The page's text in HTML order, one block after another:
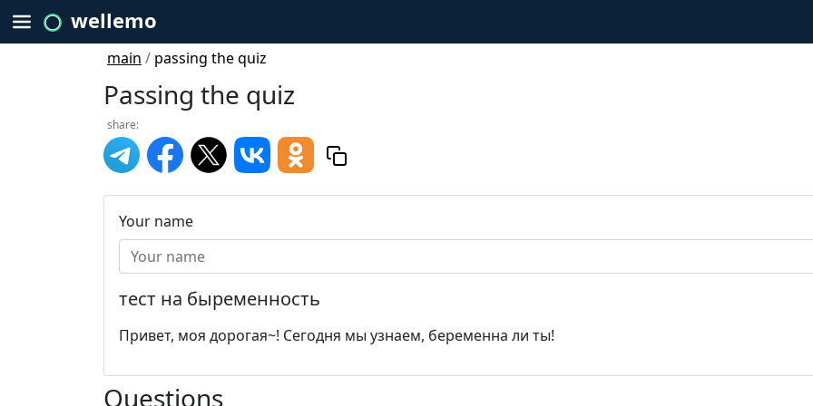
wellemo
main / passing the quiz
Passing the quiz
share:
Your name
тест на быременность
Привет, моя дорогая~! Сегодня мы узнаем, беременна ли ты!
Questions